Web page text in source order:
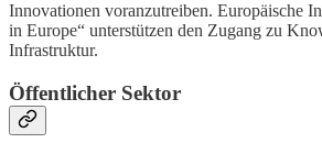
Innovationen voranzutreiben. Europäische
in Europe“ unterstützen den Zugang zu
Infrastruktur.
Öffentlicher Sektor